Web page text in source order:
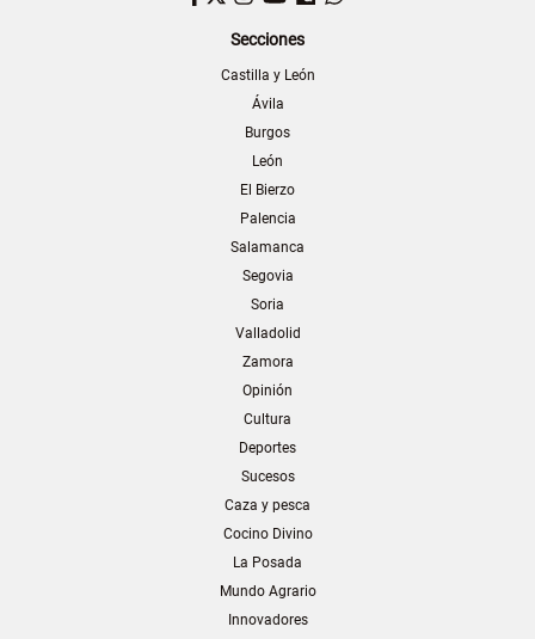
Secciones
Castilla y León
Ávila
Burgos
León
El Bierzo
Palencia
Salamanca
Segovia
Soria
Valladolid
Zamora
Opinión
Cultura
Deportes
Sucesos
Caza y pesca
Cocino Divino
La Posada
Mundo Agrario
Innovadores